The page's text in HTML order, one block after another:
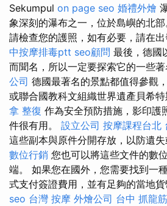
Sekumpul on page seo 婚禮外燴
象深刻的瀑布之一，位於島嶼的北部
請檢查您的護照，如有必要，請在出
中按摩排毒ptt seo顧問 最後，德國
而聞名，所以一定要探索它的一些著
公司 德國最著名的景點都值得參觀
或聯合國教科文組織世界遺產貝希特
拿 整復 作為安全預防措施，影印護
件很有用。 設立公司 按摩課程台北
這些副本與原件分開存放，以防遺失
數位行銷 您也可以將這些文件的數
端。 如果您在國外，您需要找到一
式支付簽證費用，並有足夠的當地貨
seo 台灣 按摩 外燴公司 台中 抓龍筋